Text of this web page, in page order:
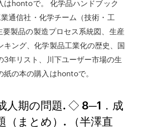
はhontoで。 化学品ハンドブック
通信社・化学チーム（技術・工
要製品の製造プロセス系統図、生産
キング、化学製品工業化の歴史、国
3年リスト、川下ユーザー市場の生
紙の本の購入はhontoで。
人期の問題. ◇ 8─1．成
（まとめ）. （半澤直